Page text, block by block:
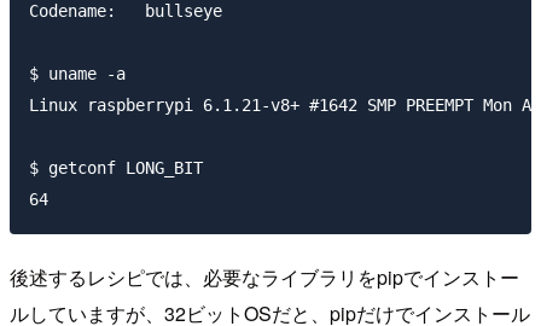
Codename:   bullseye
$ uname -a
Linux raspberrypi 6.1.21-v8+ #1642 SMP PREEMPT Mon
$ getconf LONG_BIT
後述するレシピでは、必要なライブラリをpipでインストー
ルしていますが、32ビットOSだと、pipだけでインストール